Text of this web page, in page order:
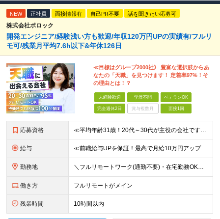
NEW 正社員 面接情報有 自己PR不要 話を聞きたい応募可
株式会社ポロック
開発エンジニア/経験浅い方も歓迎/年収120万円UPの実績有/フルリ
モ可/残業月平均7.6h以下&年休126日
≪目標はグループ2000社》 豊富な選択肢からあ
なたの「天職」を見つけます！ 定着率97%！そ
の理由とは！？
未経験歓迎 学歴不問 ベテランOK
完全週休2日 賞与複数月 面接1回
応募資格 ≪平均年齢31歳！20代～30代が主役の会社です！≫ ■システム開発の実務経験をお持ちの方(言語、年数、フェーズ不問) ■学歴・経験不問 ★面接では当社でどんなキャリアが描けるのか、あなたの希望をど
給与 ≪前職給与UPを保証！最高で月給10万円アップも可能！≫ 月給35万円～70万円＋各種手当 ※経験・スキルに応じて決定いたします ※試用期間（6ヶ月）あり、期間中の給与・待遇に差異はありません ★
勤務地 ＼フルリモートワーク(通勤不要)・在宅勤務OK／ ★各プロジェクト先／完全在宅案件有 ※基本的に転勤はありません ★オフィス内完全禁煙（喫煙スペースは別途有）※現場によります ＝＝＝＝＝ 【大阪本
働き方 フルリモートがメイン
残業時間 10時間以内